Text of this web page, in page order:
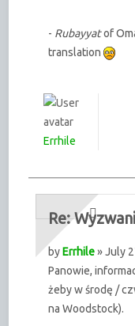
- Rubayyatof
translation
Errhile
Re:
byErrhile» July
Panowie,
żeby w środę /
na Woodstock).